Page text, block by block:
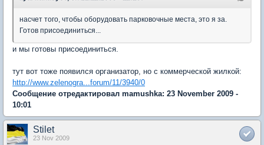
насчет того, чтобы оборудовать парковочные места, это я за.
Готов присоединиться...
и мы готовы присоединиться.
тут вот тоже появился организатор, но с коммерческой жилкой:
http://www.zelenogra...forum/11/3940/0
Сообщение отредактировал mamushka: 23 November 2009 -
10:01
Stilet
23 Nov 2009